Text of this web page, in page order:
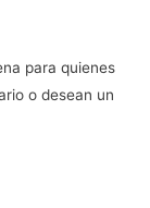
para quienes
o desean un